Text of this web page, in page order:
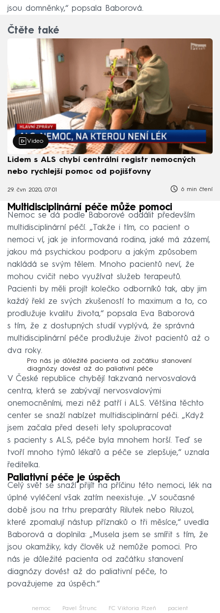
jsou domněnky,“ popsala Baborová.
Čtěte také
Video
Lidem s ALS chybí centrální registr nemocných
nebo rychlejší pomoc od pojišťovny
29. čvn 2020, 07:01 6 min čtení
Multidisciplinární péče může pomoci
Nemoc se dá podle Baborové oddálit především
multidisciplinární péčí. „Takže i tím, co pacient o
nemoci ví, jak je informovaná rodina, jaké má zázemí,
jakou má psychickou podporu a jakým způsobem
nakládá se svým tělem. Mnoho pacientů neví, že
mohou cvičit nebo využívat služeb terapeutů.
Pacienti by měli projít kolečko odborníků tak, aby jim
každý řekl ze svých zkušeností to maximum a to, co
prodlužuje kvalitu života,“ popsala Eva Baborová
s tím, že z dostupných studií vyplývá, že správná
multidisciplinární péče prodlužuje život pacientů až o
dva roky.
Pro nás je důležité pacienta od začátku stanovení
diagnózy dovést až do paliativní péče
V České republice chybějí takzvaná nervosvalová
centra, která se zabývají nervosvalovými
onemocněními, mezi něž patří i ALS. Většina těchto
center se snaží nabízet multidisciplinární péči. „Když
jsem začala před deseti lety spolupracovat
s pacienty s ALS, péče byla mnohem horší. Teď se
tvoří mnoho týmů lékařů a péče se zlepšuje,“ uznala
ředitelka.
Paliativní péče je úspěch
Celý svět se snaží přijít na příčinu této nemoci, lék na
úplné vyléčení však zatím neexistuje. „V současné
době jsou na trhu preparáty Rilutek nebo Riluzol,
které zpomalují nástup příznaků o tři měsíce,“ uvedla
Baborová a doplnila: „Musela jsem se smířit s tím, že
jsou okamžiky, kdy člověk už nemůže pomoci. Pro
nás je důležité pacienta od začátku stanovení
diagnózy dovést až do paliativní péče, to
považujeme za úspěch.“
nemoc Pavel Štrunc FC Viktoria Plzeň pacient